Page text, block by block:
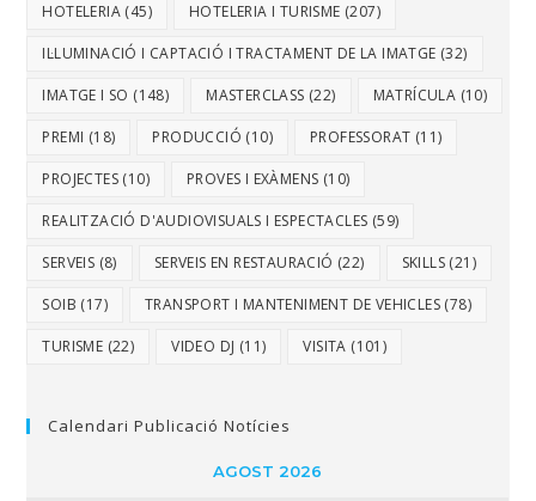
HOTELERIA (45) HOTELERIA I TURISME (207)
IL·LUMINACIÓ I CAPTACIÓ I TRACTAMENT DE LA IMATGE (32)
IMATGE I SO (148) MASTERCLASS (22) MATRÍCULA (10)
PREMI (18) PRODUCCIÓ (10) PROFESSORAT (11)
PROJECTES (10) PROVES I EXÀMENS (10)
REALITZACIÓ D'AUDIOVISUALS I ESPECTACLES (59)
SERVEIS (8) SERVEIS EN RESTAURACIÓ (22) SKILLS (21)
SOIB (17) TRANSPORT I MANTENIMENT DE VEHICLES (78)
TURISME (22) VIDEO DJ (11) VISITA (101)
Calendari Publicació Notícies
AGOST 2026